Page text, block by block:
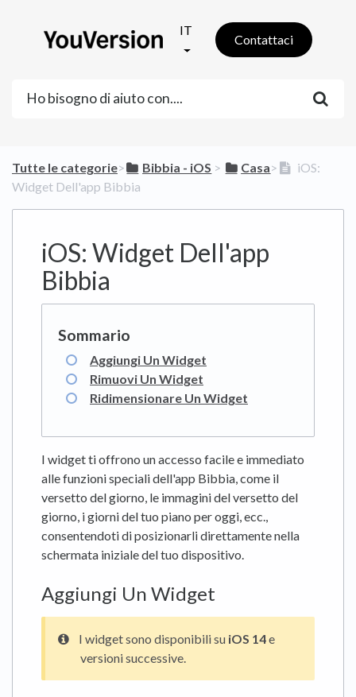
IT
Contattaci
Tutte le categorie​>​ ​Bibbia - iOS ​ > ​ ​Casa​>​
iOS:
Widget Dell'app Bibbia
iOS: Widget Dell'app
Bibbia
Aggiungi Un Widget
Rimuovi Un Widget
Ridimensionare Un Widget
I widget ti offrono un accesso facile e immediato
alle funzioni speciali dell'app Bibbia, come il
versetto del giorno, le immagini del versetto del
giorno, i giorni del tuo piano per oggi, ecc.,
consentendoti di posizionarli direttamente nella
schermata iniziale del tuo dispositivo.
Aggiungi Un Widget
I widget sono disponibili su iOS 14e
versioni successive.